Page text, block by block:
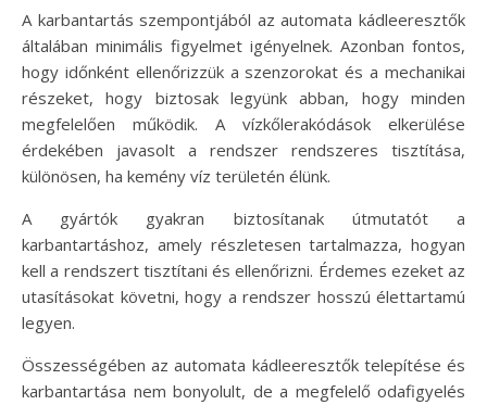
A karbantartás szempontjából az automata kádleeresztők
általában minimális figyelmet igényelnek. Azonban fontos,
hogy időnként ellenőrizzük a szenzorokat és a mechanikai
részeket, hogy biztosak legyünk abban, hogy minden
megfelelően működik. A vízkőlerakódások elkerülése
érdekében javasolt a rendszer rendszeres tisztítása,
különösen, ha kemény víz területén élünk.
A gyártók gyakran biztosítanak útmutatót a
karbantartáshoz, amely részletesen tartalmazza, hogyan
kell a rendszert tisztítani és ellenőrizni. Érdemes ezeket az
utasításokat követni, hogy a rendszer hosszú élettartamú
legyen.
Összességében az automata kádleeresztők telepítése és
karbantartása nem bonyolult, de a megfelelő odafigyelés